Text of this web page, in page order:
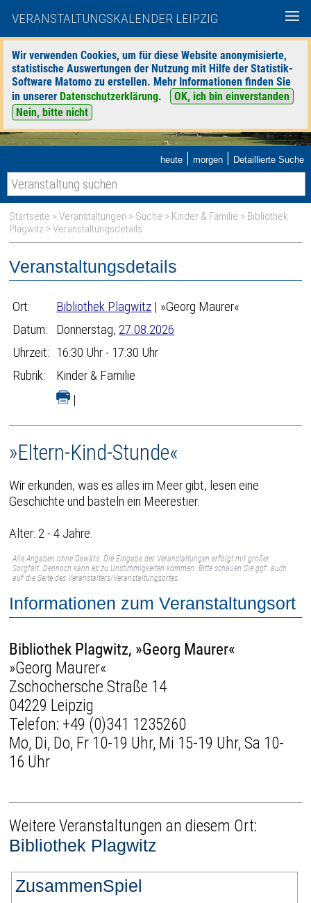
VERANSTALTUNGSKALENDER LEIPZIG
Wir verwenden Cookies, um für diese Website anonymisierte,
statistische Auswertungen der Nutzung mit Hilfe der Statistik-
Software Matomo zu erstellen. Mehr Informationen finden Sie
in unserer Datenschutzerklärung.
OK, ich bin einverstanden
Nein, bitte nicht
heute | morgen | Detaillierte Suche
Startseite >Veranstaltungen > Suche > Kinder & Familie > Bibliothek
Plagwitz > Veranstaltungsdetails
Veranstaltungsdetails
Ort: Bibliothek Plagwitz | »Georg Maurer«
Datum:
Donnerstag, 27.08.2026
Uhrzeit: 16:30 Uhr - 17:30 Uhr
Rubrik:
Kinder & Familie
|
»Eltern-Kind-Stunde«
Wir erkunden, was es alles im Meer gibt, lesen eine
Geschichte und basteln ein Meerestier.
Alter: 2 - 4 Jahre.
Alle Angaben ohne Gewähr. Die Eingabe der Veranstaltungen erfolgt mit großer
Sorgfalt. Dennoch kann es zu Unstimmigkeiten kommen. Bitte schauen Sie ggf. auch
auf die Seite des Veranstalters/Veranstaltungsortes.
Informationen zum Veranstaltungsort
Bibliothek Plagwitz, »Georg Maurer«
»Georg Maurer«
Zschochersche Straße 14
04229 Leipzig
Telefon: +49 (0)341 1235260
Mo, Di, Do, Fr 10-19 Uhr, Mi 15-19 Uhr, Sa 10-
16 Uhr
Weitere Veranstaltungen an diesem Ort:
Bibliothek Plagwitz
ZusammenSpiel